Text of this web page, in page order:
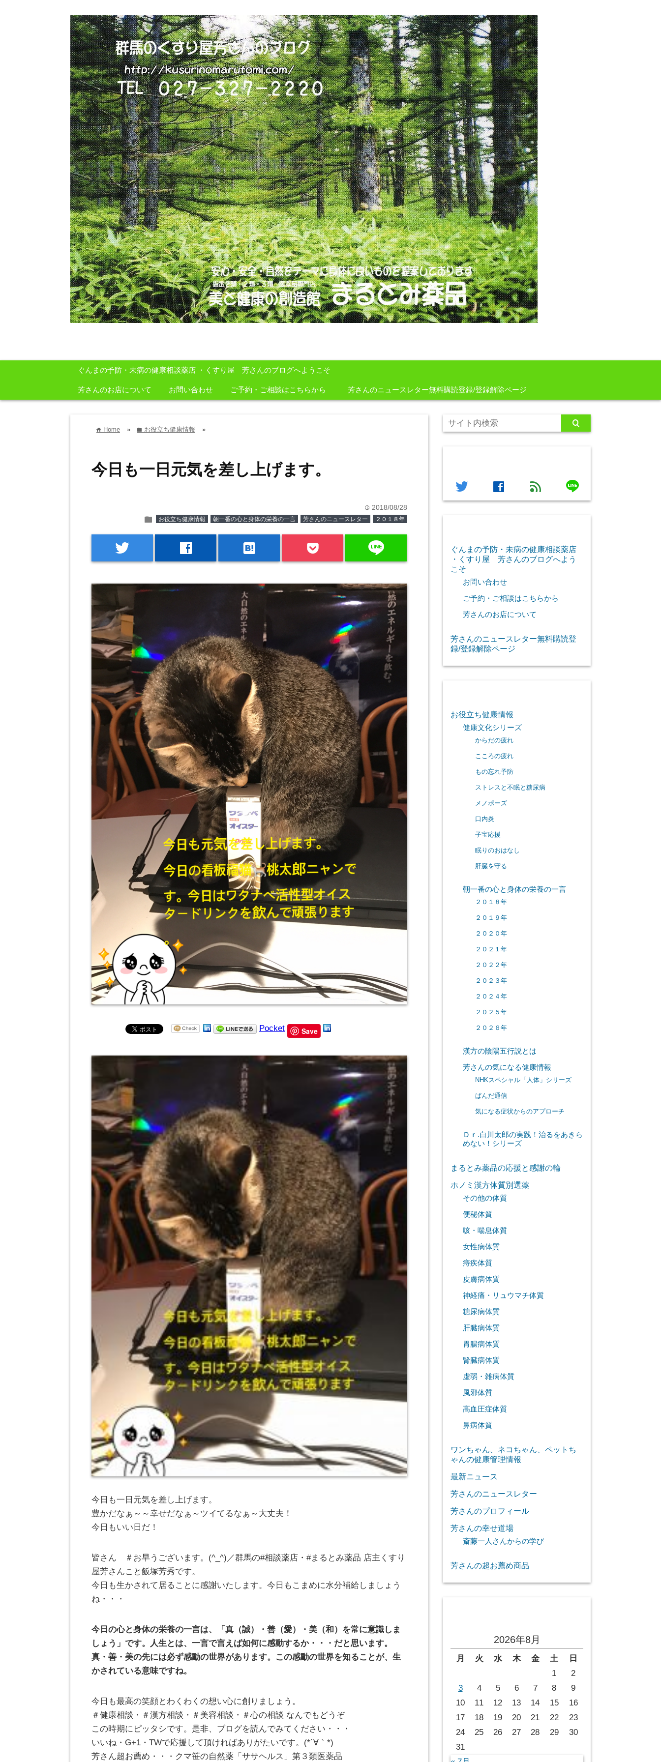
ぐんまの予防・未病の健康相談薬店 ・くすり屋 芳さんのブログへようこそ
芳さんのお店について お問い合わせ ご予約・ご相談はこちらから 芳さんのニュースレター無料購読登録/登録解除ページ
home Home » folder お役立ち健康情報 »
今日も一日元気を差し上げます。
time 2018/08/28
folder お役立ち健康情報 朝一番の心と身体の栄養の一言 芳さんのニュースレター ２０１８年
twitter facebook hatenabookmark line
Pocket Save
今日も一日元気を差し上げます。
豊かだなぁ～～幸せだなぁ～ツイてるなぁ～大丈夫！
今日もいい日だ！
皆さん ＃お早うございます。(^_^)／群馬の#相談薬店・#まるとみ薬品 店主くすり
屋芳さんこと飯塚芳秀です。
今日も生かされて居ることに感謝いたします。今日もこまめに水分補給しましょう
ね・・・
今日の心と身体の栄養の一言は、「真（誠）・善（愛）・美（和）を常に意識しま
しょう」です。人生とは、一言で言えば如何に感動するか・・・だと思います。
真・善・美の先には必ず感動の世界があります。この感動の世界を知ることが、生
かされている意味ですね。
今日も最高の笑顔とわくわくの想い心に創りましょう。
＃健康相談・＃漢方相談・＃美容相談・＃心の相談 なんでもどうぞ
この時期にピッタシです。是非、ブログを読んでみてください・・・
いいね・G+1・TWで応援して頂ければありがたいです。(*´∀｀*)
芳さん超お薦め・・・クマ笹の自然薬「ササヘルス」第３類医薬品
twitter facebook feed line
ぐんまの予防・未病の健康相談薬店
・くすり屋 芳さんのブログへよう
こそ
お問い合わせ
ご予約・ご相談はこちらから
芳さんのお店について
芳さんのニュースレター無料購読登
録/登録解除ページ
お役立ち健康情報
健康文化シリーズ
からだの疲れ
こころの疲れ
もの忘れ予防
ストレスと不眠と糖尿病
メノポーズ
口内炎
子宝応援
眠りのおはなし
肝臓を守る
朝一番の心と身体の栄養の一言
２０１８年
２０１９年
２０２０年
２０２１年
２０２２年
２０２３年
２０２４年
２０２５年
２０２６年
漢方の陰陽五行説とは
芳さんの気になる健康情報
NHKスペシャル「人体」シリーズ
ぱんだ通信
気になる症状からのアプローチ
Ｄｒ.白川太郎の実践！治るをあきら
めない！シリーズ
まるとみ薬品の応援と感謝の輪
ホノミ漢方体質別選薬
その他の体質
便秘体質
咳・喘息体質
女性病体質
痔疾体質
皮膚病体質
神経痛・リュウマチ体質
糖尿病体質
肝臓病体質
胃腸病体質
腎臓病体質
虚弱・雑病体質
風邪体質
高血圧症体質
鼻病体質
ワンちゃん、ネコちゃん、ペットち
ゃんの健康管理情報
最新ニュース
芳さんのニュースレター
芳さんのプロフィール
芳さんの幸せ道場
斎藤一人さんからの学び
芳さんの超お薦め商品
2026年8月
月 火 水 木 金 土
日
1
2
3
4 5 6 7 8
9
10
11 12 13 14 15
16
17
18 19 20 21 22
23
24
25 26 27 28 29
30
31